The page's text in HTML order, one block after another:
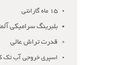
15 ماه گارانتی
بلبرینگ سرامیکی
قدرت تراش عالی
اسپری خروجی آب تک